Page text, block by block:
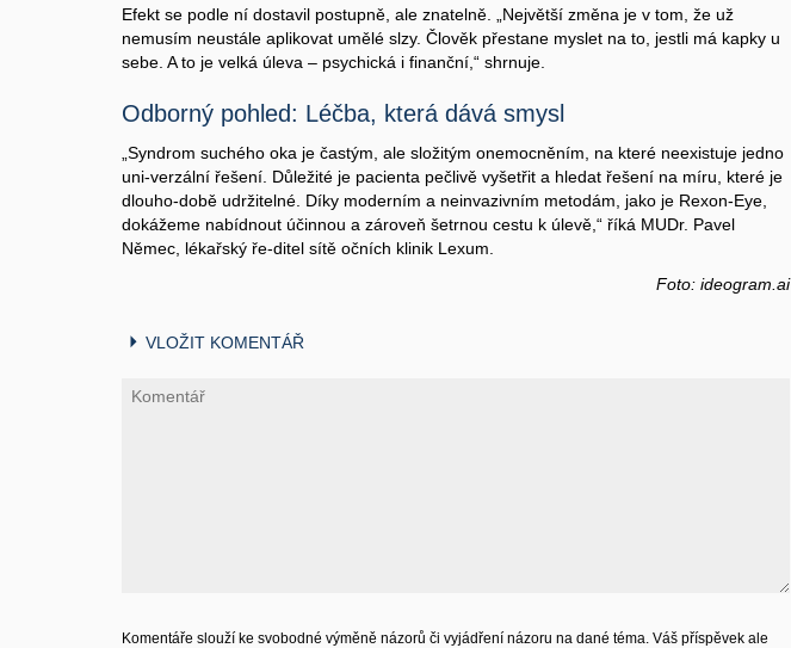
Efekt se podle ní dostavil postupně, ale znatelně. „Největší změna je v tom, že už
nemusím neustále aplikovat umělé slzy. Člověk přestane myslet na to, jestli má kapky u
sebe. A to je velká úleva – psychická i finanční,“ shrnuje.
Odborný pohled: Léčba, která dává smysl
„Syndrom suchého oka je častým, ale složitým onemocněním, na které neexistuje jedno
uni-verzální řešení. Důležité je pacienta pečlivě vyšetřit a hledat řešení na míru, které je
dlouho-době udržitelné. Díky moderním a neinvazivním metodám, jako je Rexon-Eye,
dokážeme nabídnout účinnou a zároveň šetrnou cestu k úlevě,“ říká MUDr. Pavel
Němec, lékařský ře-ditel sítě očních klinik Lexum.
Foto: ideogram.ai
VLOŽIT KOMENTÁŘ
Komentáře slouží ke svobodné výměně názorů či vyjádření názoru na dané téma. Váš příspěvek ale